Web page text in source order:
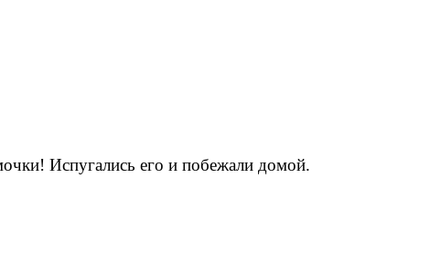
Испугались его и побежали домой.